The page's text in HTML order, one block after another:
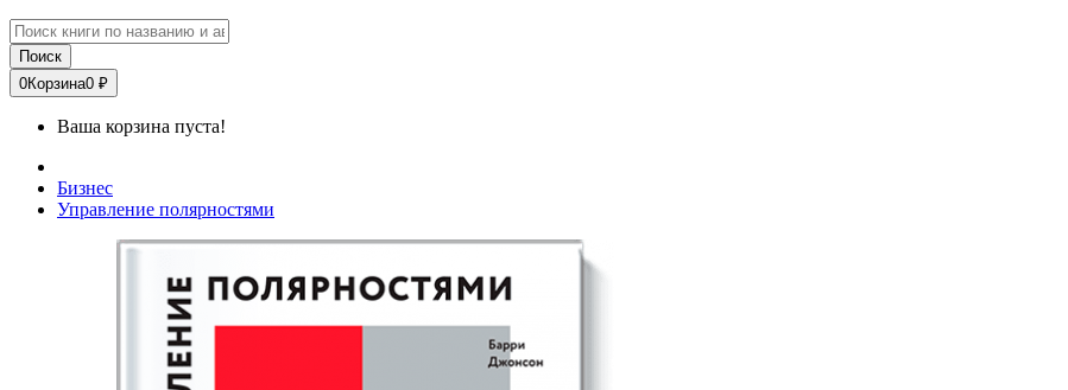
Поиск
0Корзина0 ₽
Ваша корзина пуста!
Бизнес
Управление полярностями